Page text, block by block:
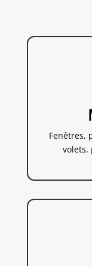
Fenêtres,
volets,